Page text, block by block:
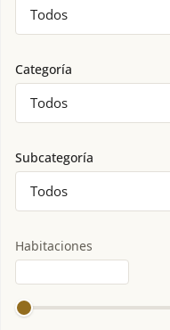
Categoría
Subcategoría
Habitaciones